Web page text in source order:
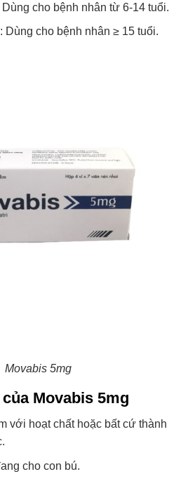
cho bệnh nhân từ 6-14 tuổi.
Dùng cho bệnh nhân ≥ 15 tuổi.
Movabis 5mg
Movabis 5mg
với hoạt chất hoặc bất cứ thành
cho con bú.